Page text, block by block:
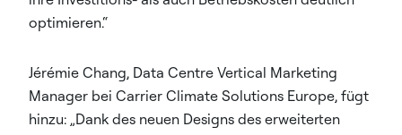
optimieren.“
Jérémie Chang, Data Centre Vertical Marketing
Manager bei Carrier Climate Solutions Europe, fügt
hinzu: „Dank des neuen Designs des erweiterten